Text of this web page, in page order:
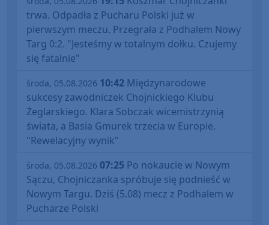
trwa. Odpadła z Pucharu Polski już w
pierwszym meczu. Przegrała z Podhalem Nowy
Targ 0:2. "Jesteśmy w totalnym dołku. Czujemy
się fatalnie"
środa, 05.08.2026 10:42 Międzynarodowe
sukcesy zawodniczek Chojnickiego Klubu
Żeglarskiego. Klara Sobczak wicemistrzynią
świata, a Basia Gmurek trzecia w Europie.
"Rewelacyjny wynik"
środa, 05.08.2026 07:25 Po nokaucie w Nowym
Sączu, Chojniczanka spróbuje się podnieść w
Nowym Targu. Dziś (5.08) mecz z Podhalem w
Pucharze Polski